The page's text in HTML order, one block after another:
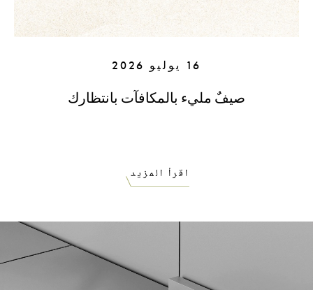
16 يوليو 2026
صيفٌ مليء بالمكافآت بانتظارك
اقرأ المزيد